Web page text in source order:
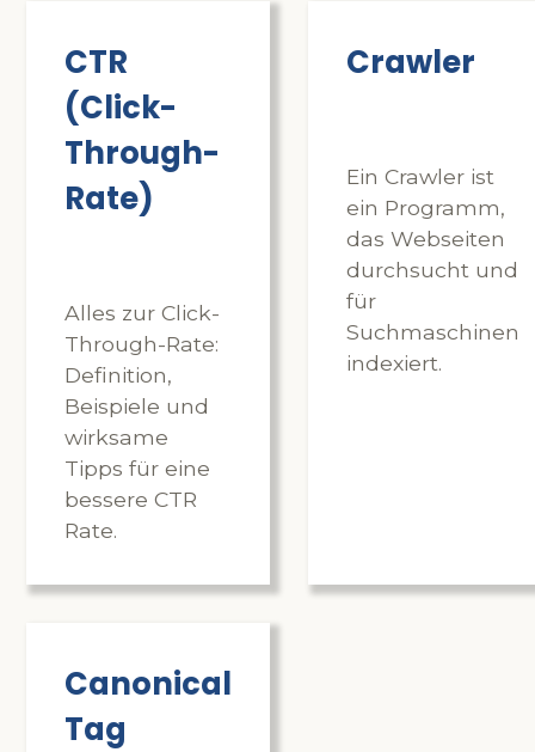
CTR
(Click-
Through-
Rate)
Alles zur Click-
Through-Rate:
Definition,
Beispiele und
wirksame
Tipps für eine
bessere CTR
Rate.
Crawler
Ein Crawler ist
ein Programm,
das Webseiten
durchsucht und
für
Suchmaschinen
indexiert.
Canonical
Tag